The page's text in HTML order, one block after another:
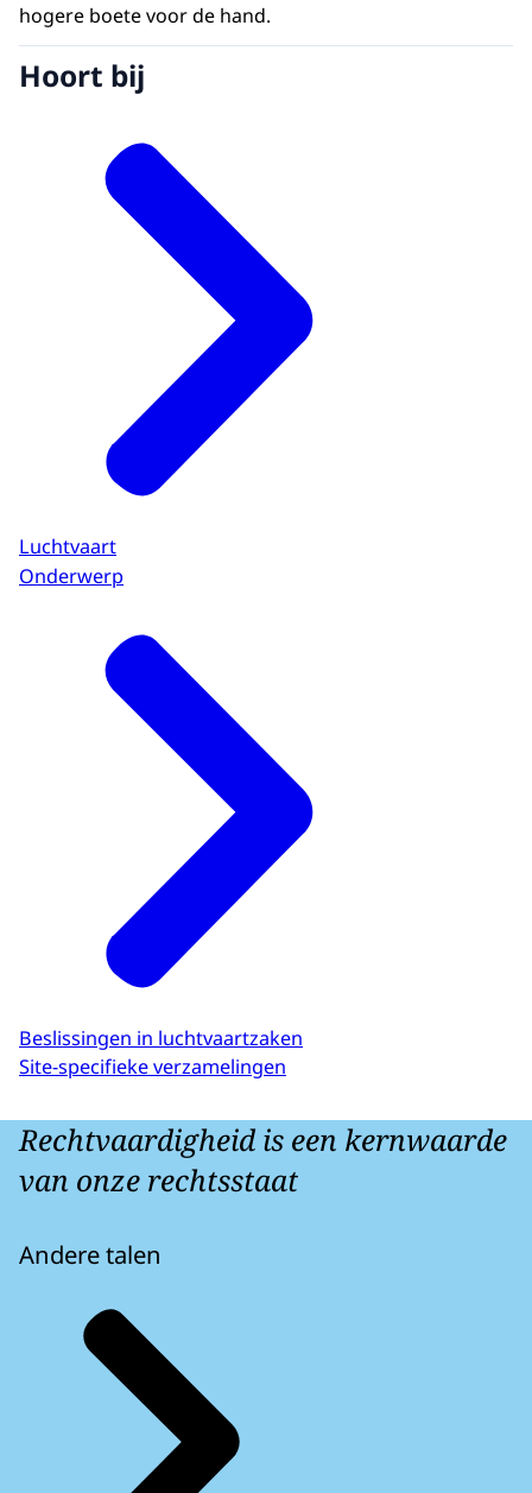
hogere boete voor de hand.
Hoort bij
Luchtvaart
Onderwerp
Beslissingen in luchtvaartzaken
Site-specifieke verzamelingen
Rechtvaardigheid is een kernwaarde
van onze rechtsstaat
Andere talen